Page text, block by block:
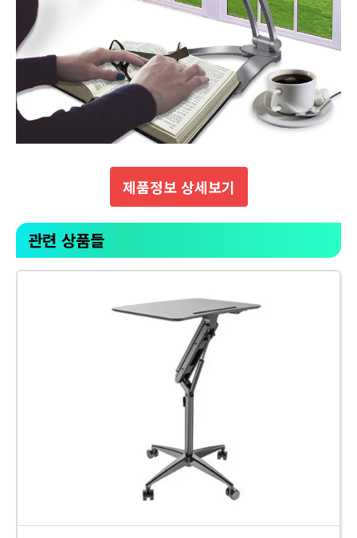
제품정보 상세보기
관련 상품들